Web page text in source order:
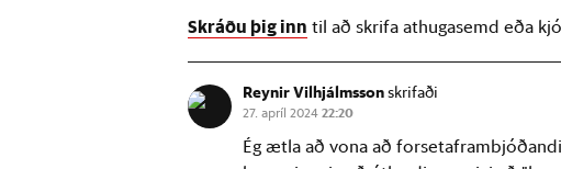
Skráðu þig inn til að skrifa athugasemd eða
Reynir Vilhjálmssonskrifaði
27. apríl 202422:20
Ég ætla að vona að